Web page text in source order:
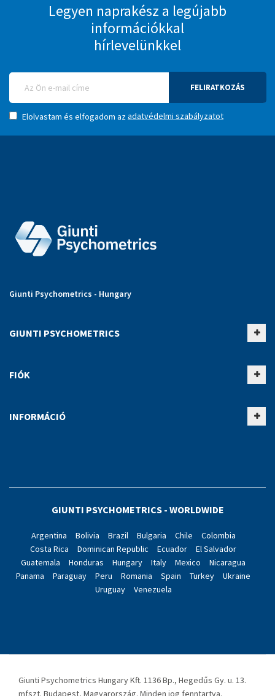
Legyen naprakész a legújabb
információkkal
hírlevelünkkel
FELIRATKOZÁS
Elolvastam és elfogadom azadatvédelmi szabályzatot
Giunti Psychometrics - Hungary
GIUNTI PSYCHOMETRICS
FIÓK
INFORMÁCIÓ
GIUNTI PSYCHOMETRICS - WORLDWIDE
Argentina Bolivia Brazil Bulgaria Chile
Colombia
Costa Rica
Dominican Republic Ecuador
El Salvador
Guatemala
Honduras Hungary Italy Mexico
Nicaragua
Panama
Paraguay Peru Romania Spain Turkey
Ukraine
Uruguay
Venezuela
Giunti Psychometrics Hungary Kft. 1136 Bp., Hegedűs Gy. u. 13.
mfszt. Budapest, Magyarország. Minden jog fenntartva.